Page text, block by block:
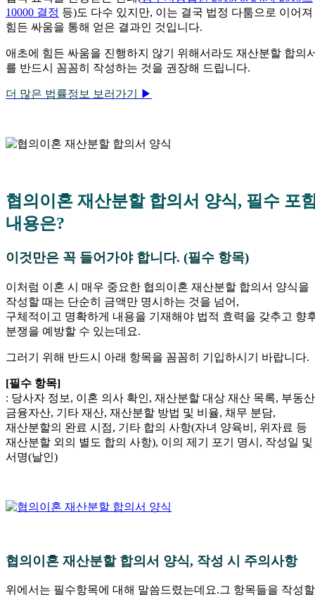
10000 결정 등)도 다수 있지만, 이는 결국 법정 다툼으로 이어져
힘든 싸움을 통해 얻은 결과인 것입니다.
애초에 힘든 싸움을 진행하지 않기 위해서라도 재산분할 합의
를 반드시 꼼꼼히 작성하는 것을 권장해 드립니다.
더 많은 법률정보 보러가기 ▶
협의이혼 재산분할 합의서 양식, 필수 포
내용은?
이것만은 꼭 들어가야 합니다. (필수 항목)
이처럼 이혼 시 매우 중요한 협의이혼 재산분할 합의서 양식을
작성할 때는 단순히 금액만 명시하는 것을 넘어,
구체적이고 명확하게 내용을 기재해야 법적 효력을 갖추고 향
분쟁을 예방할 수 있는데요.
그러기 위해 반드시 아래 항목을 꼼꼼히 기입하시기 바랍니다.
[필수 항목]
: 당사자 정보, 이혼 의사 확인, 재산분할 대상 재산 목록, 부동
금융자산, 기타 재산, 재산분할 방법 및 비율, 채무 분담,
재산분할의 완료 시점, 기타 합의 사항(자녀 양육비, 위자료 등
재산분할 외의 별도 합의 사항), 이의 제기 포기 명시, 작성일 및
서명(날인)
협의이혼 재산분할 합의서 양식, 작성 시 주의사항
위에서는 필수항목에 대해 말씀드렸는데요.그 항목들을 작성할